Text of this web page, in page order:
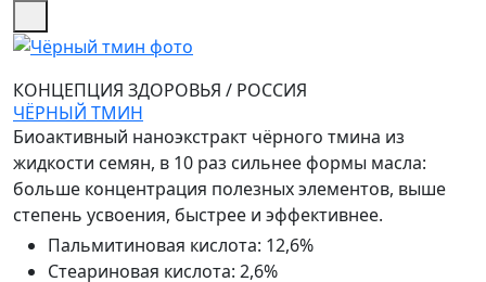
КОНЦЕПЦИЯ ЗДОРОВЬЯ / РОССИЯ
ЧЁРНЫЙ ТМИН
Биоактивный наноэкстракт чёрного тмина из
жидкости семян, в 10 раз сильнее формы масла:
больше концентрация полезных элементов, выше
степень усвоения, быстрее и эффективнее.
Пальмитиновая кислота: 12,6%
Стеариновая кислота: 2,6%